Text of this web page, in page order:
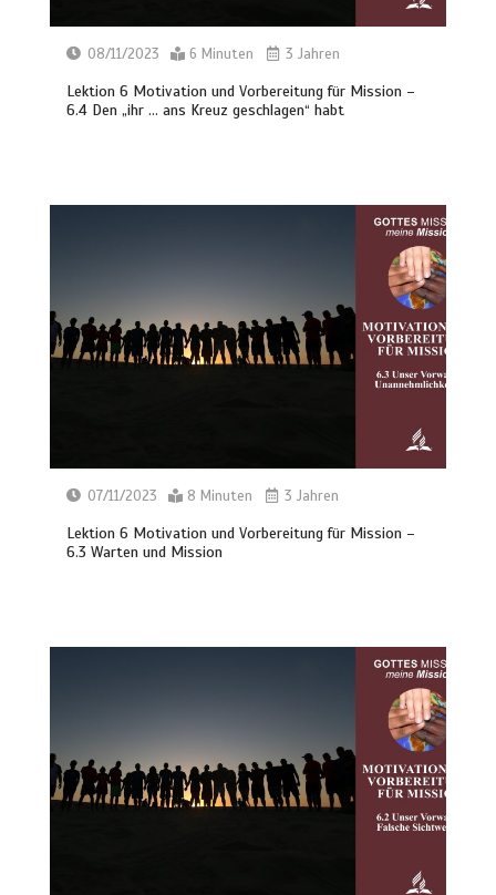
08/11/2023 6 Minuten 3 Jahren
Lektion 6 Motivation und Vorbereitung für Mission –
6.4 Den „ihr … ans Kreuz geschlagen“ habt
07/11/2023 8 Minuten 3 Jahren
Lektion 6 Motivation und Vorbereitung für Mission –
6.3 Warten und Mission